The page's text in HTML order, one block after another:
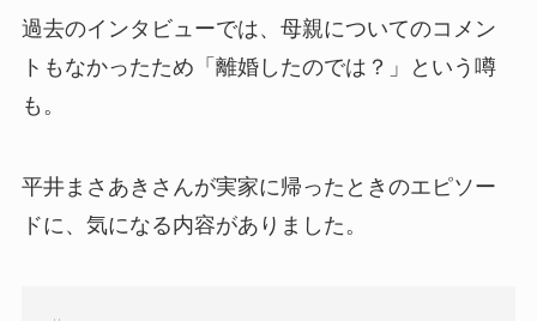
過去のインタビューでは、母親についてのコメン
トもなかったため「離婚したのでは？」という噂
も。
平井まさあきさんが実家に帰ったときのエピソー
ドに、気になる内容がありました。